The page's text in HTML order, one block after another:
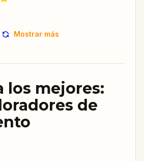
Mostrar más
los mejores:
de